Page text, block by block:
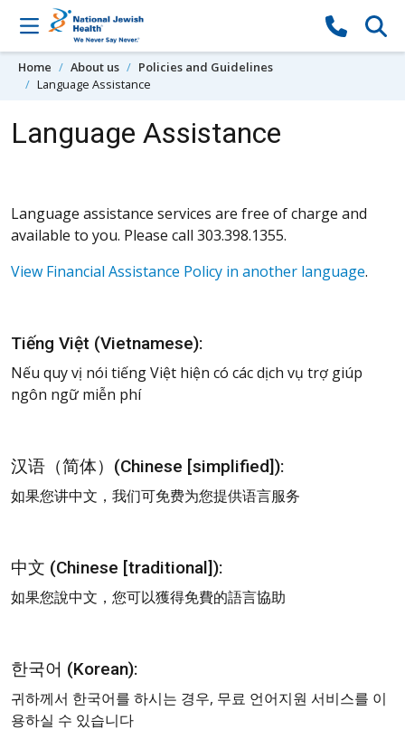
Skip to content
Home About us
Policies and Guidelines
Language Assistance
Language Assistance
Language assistance services are free of charge and
available to you. Please call 303.398.1355.
View Financial Assistance Policy in another language.
Tiếng Việt (Vietnamese):
Nếu quy vị nói tiếng Việt hiện có các dịch vụ trợ giúp
ngôn ngữ miễn phí
汉语（简体）(Chinese [simplified]):
如果您讲中文，我们可免费为您提供语言服务
中文 (Chinese [traditional]):
如果您說中文，您可以獲得免費的語言協助
한국어 (Korean):
귀하께서 한국어를 하시는 경우, 무료 언어지원 서비스를 이
용하실 수 있습니다